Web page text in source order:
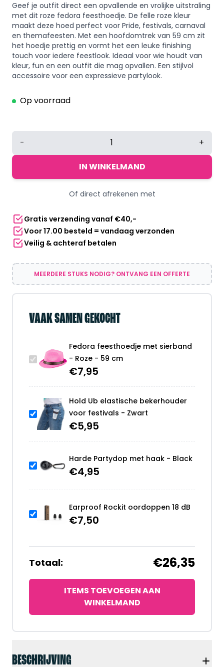
BESCHRIJVING
Geef je outfit direct een opvallende en vrolijke uitstraling
met dit roze fedora feesthoedje. De felle roze kleur
maakt deze hoed perfect voor Pride, festivals, carnaval
en themafeesten. Met een hoofdomtrek van 59 cm zit
het hoedje prettig en vormt het een leuke finishing
touch voor iedere feestlook. Ideaal voor wie houdt van
kleur, fun en een outfit die mag opvallen. Een stijlvol
accessoire voor een expressieve partylook.
Op voorraad
Fedora
met
59
cm
aantal
- +
IN WINKELMAND
Of direct afrekenen met
Gratis verzending vanaf €40,-
Voor 17.00 besteld = vandaag verzonden
Veilig & achteraf betalen
MEERDERE STUKS NODIG? ONTVANG EEN OFFERTE
VAAK SAMEN GEKOCHT
Fedora feesthoedje met sierband
- Roze - 59 cm
€7,95
Hold Ub elastische bekerhouder
voor festivals - Zwart
€5,95
Harde Partydop met haak - Black
€4,95
Earproof Rockit oordoppen 18 dB
€7,50
Totaal: €26,35
ITEMS TOEVOEGEN AAN
WINKELMAND